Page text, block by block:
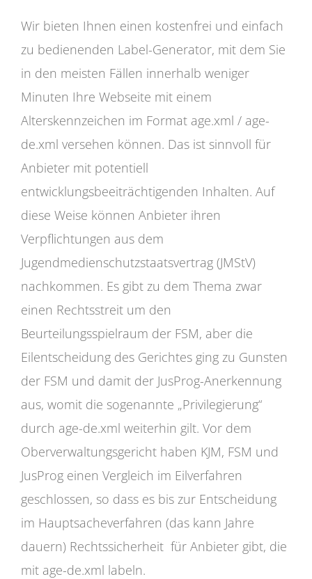
Wir bieten Ihnen einen kostenfrei und einfach
zu bedienenden Label-Generator, mit dem Sie
in den meisten Fällen innerhalb weniger
Minuten Ihre Webseite mit einem
Alterskennzeichen im Format age.xml / age-
de.xml versehen können. Das ist sinnvoll für
Anbieter mit potentiell
entwicklungsbeeiträchtigenden Inhalten. Auf
diese Weise können Anbieter ihren
Verpflichtungen aus dem
Jugendmedienschutzstaatsvertrag (JMStV)
nachkommen. Es gibt zu dem Thema zwar
einen Rechtsstreit um den
Beurteilungsspielraum der FSM, aber die
Eilentscheidung des Gerichtes ging zu Gunsten
der FSM und damit der JusProg-Anerkennung
aus, womit die sogenannte „Privilegierung“
durch age-de.xml weiterhin gilt. Vor dem
Oberverwaltungsgericht haben KJM, FSM und
JusProg einen Vergleich im Eilverfahren
geschlossen, so dass es bis zur Entscheidung
im Hauptsacheverfahren (das kann Jahre
dauern) Rechtssicherheit für Anbieter gibt, die
mit age-de.xml labeln.